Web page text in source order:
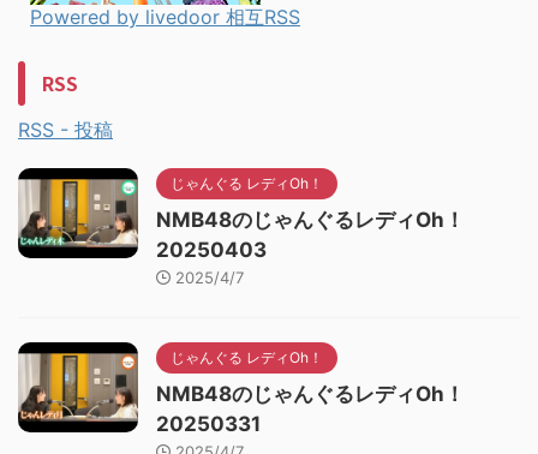
Powered by livedoor 相互RSS
RSS
RSS - 投稿
じゃんぐる レディOh！
NMB48のじゃんぐるレディOh！
20250403
2025/4/7
じゃんぐる レディOh！
NMB48のじゃんぐるレディOh！
20250331